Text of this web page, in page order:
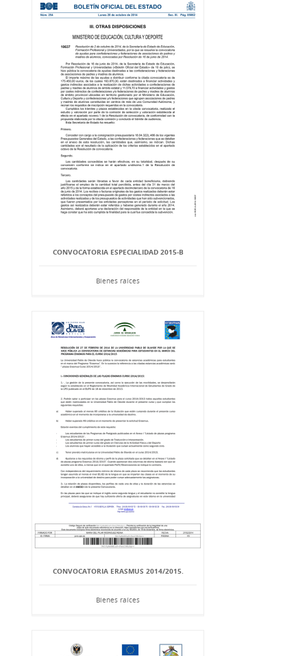
CONVOCATORIA ESPECIALIDAD 2015-B
Bienes raíces
CONVOCATORIA ERASMUS 2014/2015.
Bienes raíces